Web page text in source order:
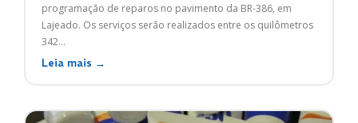
programação de reparos no pavimento da BR-386, em
Lajeado. Os serviços serão realizados entre os quilômetros
342...
Leia mais →